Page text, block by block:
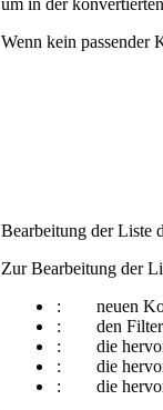
Wenn kein passender
Bearbeitung der Liste
Zur Bearbeitung der
:
neuen
:
den
:
die
:
die
:
die